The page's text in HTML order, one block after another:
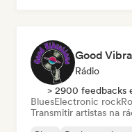
Good
Rádio
> 2900 feedbacks
BluesElectronic rock
Transmitir artistas na